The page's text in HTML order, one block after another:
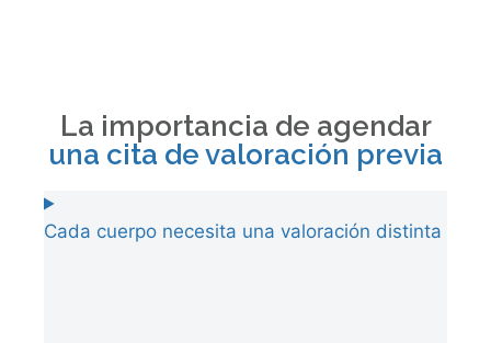
La importancia de agendar
una cita de valoración previa
Cada cuerpo necesita una valoración distinta